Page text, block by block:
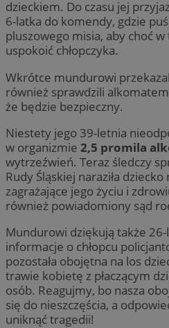
dzieckiem. Do czasu jej
6-latka do komendy, gdzie
pluszowego misia, aby choć
uspokoić chłopczyka.
Wkrótce mundurowi
również sprawdzili
że będzie bezpieczny.
Niestety jego 39-letnia
w organizmie 2,5 promila
wytrzeźwień. Teraz śledczy
Rudy Śląskiej naraziła
zagrażające jego życiu i
również powiadomiony sąd
Mundurowi dziękują także 26-
informacje o chłopcu
pozostała obojętna na los
trawie kobietę z płaczącym
osób. Reagujmy, bo nasza
się do nieszczęścia, a
uniknąć tragedii!